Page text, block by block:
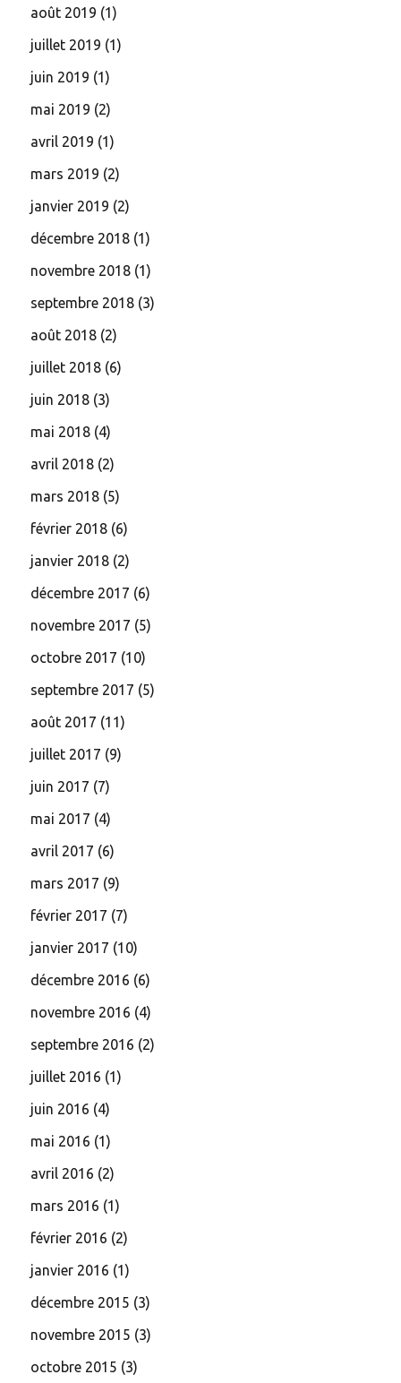
août 2019 (1)
juillet 2019 (1)
juin 2019 (1)
mai 2019 (2)
avril 2019 (1)
mars 2019 (2)
janvier 2019 (2)
décembre 2018 (1)
novembre 2018 (1)
septembre 2018 (3)
août 2018 (2)
juillet 2018 (6)
juin 2018 (3)
mai 2018 (4)
avril 2018 (2)
mars 2018 (5)
février 2018 (6)
janvier 2018 (2)
décembre 2017 (6)
novembre 2017 (5)
octobre 2017 (10)
septembre 2017 (5)
août 2017 (11)
juillet 2017 (9)
juin 2017 (7)
mai 2017 (4)
avril 2017 (6)
mars 2017 (9)
février 2017 (7)
janvier 2017 (10)
décembre 2016 (6)
novembre 2016 (4)
septembre 2016 (2)
juillet 2016 (1)
juin 2016 (4)
mai 2016 (1)
avril 2016 (2)
mars 2016 (1)
février 2016 (2)
janvier 2016 (1)
décembre 2015 (3)
novembre 2015 (3)
octobre 2015 (3)